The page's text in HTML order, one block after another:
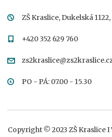
ZŠ Kraslice, Dukelská
+420 352 629 760
PO - PÁ: 07.00 - 15.30
Copyright © 2023 ZŠ Kraslice